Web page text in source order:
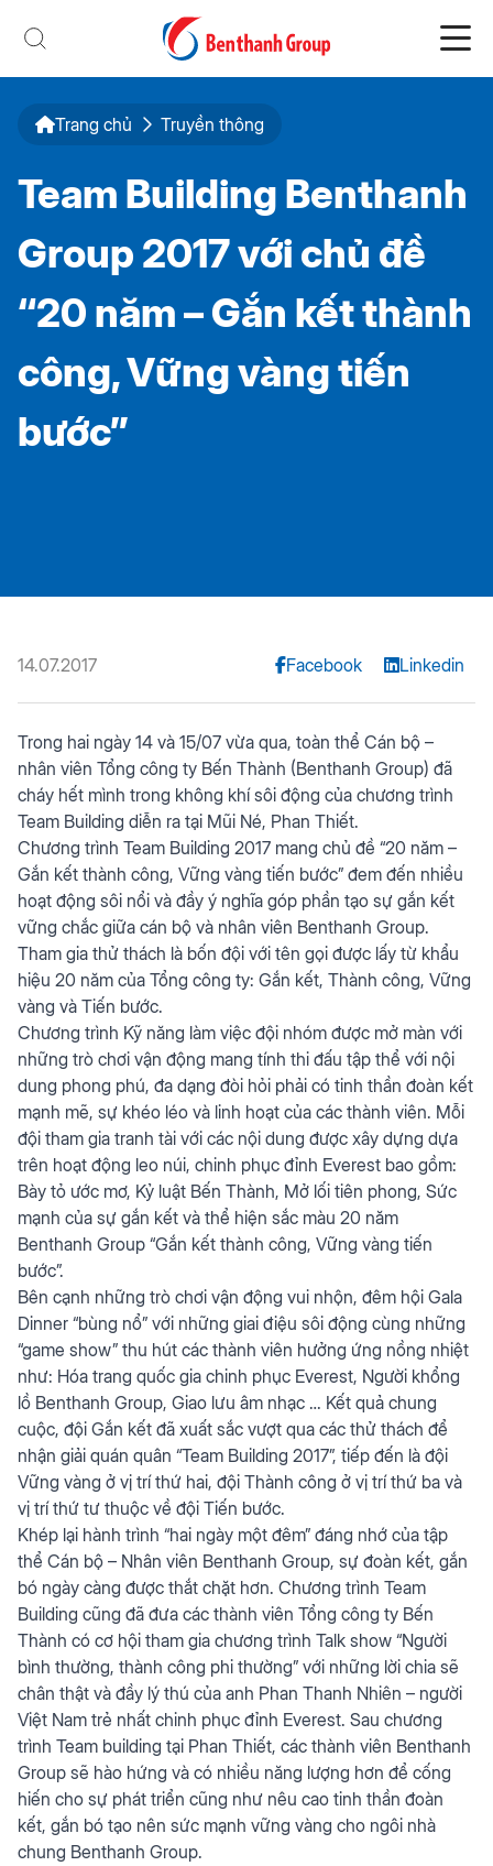
Trang chủ Truyền thông
Team Building Benthanh
Group 2017 với chủ đề
“20 năm – Gắn kết thành
công, Vững vàng tiến
bước”
14.07.2017 Facebook Linkedin
Trong hai ngày 14 và 15/07 vừa qua, toàn thể Cán bộ –
nhân viên Tổng công ty Bến Thành (Benthanh Group) đã
cháy hết mình trong không khí sôi động của chương trình
Team Building diễn ra tại Mũi Né, Phan Thiết.
Chương trình Team Building 2017 mang chủ đề “20 năm –
Gắn kết thành công, Vững vàng tiến bước” đem đến nhiều
hoạt động sôi nổi và đầy ý nghĩa góp phần tạo sự gắn kết
vững chắc giữa cán bộ và nhân viên Benthanh Group.
Tham gia thử thách là bốn đội với tên gọi được lấy từ khẩu
hiệu 20 năm của Tổng công ty: Gắn kết, Thành công, Vững
vàng và Tiến bước.
Chương trình Kỹ năng làm việc đội nhóm được mở màn với
những trò chơi vận động mang tính thi đấu tập thể với nội
dung phong phú, đa dạng đòi hỏi phải có tinh thần đoàn kết
mạnh mẽ, sự khéo léo và linh hoạt của các thành viên. Mỗi
đội tham gia tranh tài với các nội dung được xây dựng dựa
trên hoạt động leo núi, chinh phục đỉnh Everest bao gồm:
Bày tỏ ước mơ, Kỷ luật Bến Thành, Mở lối tiên phong, Sức
mạnh của sự gắn kết và thể hiện sắc màu 20 năm
Benthanh Group “Gắn kết thành công, Vững vàng tiến
bước”.
Bên cạnh những trò chơi vận động vui nhộn, đêm hội Gala
Dinner “bùng nổ” với những giai điệu sôi động cùng những
“game show” thu hút các thành viên hưởng ứng nồng nhiệt
như: Hóa trang quốc gia chinh phục Everest, Người khổng
lồ Benthanh Group, Giao lưu âm nhạc … Kết quả chung
cuộc, đội Gắn kết đã xuất sắc vượt qua các thử thách để
nhận giải quán quân “Team Building 2017”, tiếp đến là đội
Vững vàng ở vị trí thứ hai, đội Thành công ở vị trí thứ ba và
vị trí thứ tư thuộc về đội Tiến bước.
Khép lại hành trình “hai ngày một đêm” đáng nhớ của tập
thể Cán bộ – Nhân viên Benthanh Group, sự đoàn kết, gắn
bó ngày càng được thắt chặt hơn. Chương trình Team
Building cũng đã đưa các thành viên Tổng công ty Bến
Thành có cơ hội tham gia chương trình Talk show “Người
bình thường, thành công phi thường” với những lời chia sẽ
chân thật và đầy lý thú của anh Phan Thanh Nhiên – người
Việt Nam trẻ nhất chinh phục đỉnh Everest. Sau chương
trình Team building tại Phan Thiết, các thành viên Benthanh
Group sẽ hào hứng và có nhiều năng lượng hơn để cống
hiến cho sự phát triển cũng như nêu cao tinh thần đoàn
kết, gắn bó tạo nên sức mạnh vững vàng cho ngôi nhà
chung Benthanh Group.